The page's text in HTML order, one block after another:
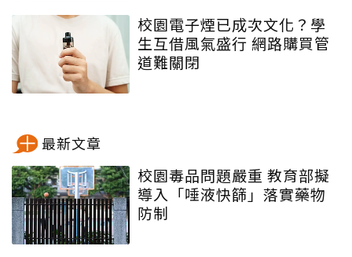
校園電子煙已成次文化？學
生互借風氣盛行 網路購買管
道難關閉
最新文章
校園毒品問題嚴重 教育部擬
導入「唾液快篩」落實藥物
防制